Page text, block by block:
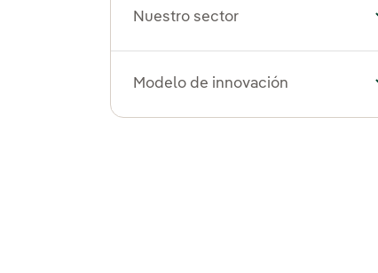
Nuestro sector
Modelo de innovación